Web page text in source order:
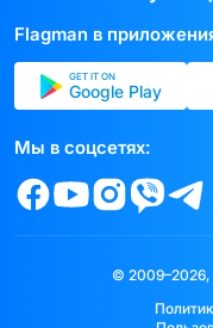
Flagman в
GET IT ON
Google Play
Мы в соцсетях:
© 2009–2026,